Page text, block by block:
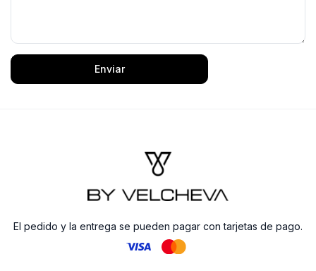
Enviar
El pedido y la entrega se pueden pagar con tarjetas de pago.